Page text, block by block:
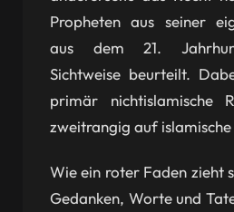
Propheten aus seiner
aus dem 21.
Sichtweise beurteilt.
primär nichtislamische
zweitrangig auf islamische
Wie ein roter Faden zieht
Gedanken, Worte und